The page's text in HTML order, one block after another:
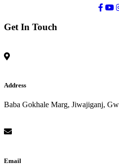
Get In Touch
Address
Baba Gokhale Marg, Jiwajiganj,
Email